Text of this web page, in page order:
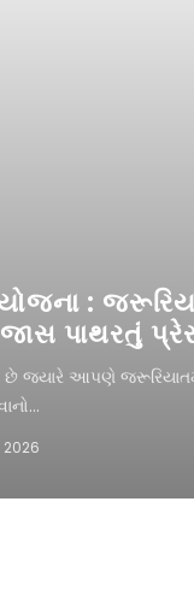
:
પાથરતું
છે જ્યારે આપણે
2026